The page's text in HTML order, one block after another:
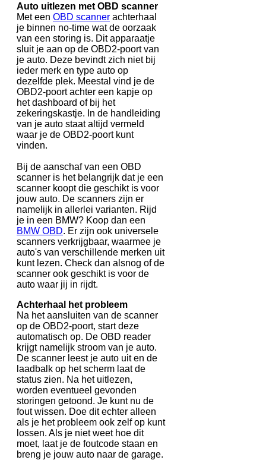
Auto uitlezen met OBD scanner
Met een OBD scanner achterhaal
je binnen no-time wat de oorzaak
van een storing is. Dit apparaatje
sluit je aan op de OBD2-poort van
je auto. Deze bevindt zich niet bij
ieder merk en type auto op
dezelfde plek. Meestal vind je de
OBD2-poort achter een kapje op
het dashboard of bij het
zekeringskastje. In de handleiding
van je auto staat altijd vermeld
waar je de OBD2-poort kunt
vinden.
Bij de aanschaf van een OBD
scanner is het belangrijk dat je een
scanner koopt die geschikt is voor
jouw auto. De scanners zijn er
namelijk in allerlei varianten. Rijd
je in een BMW? Koop dan een
BMW OBD. Er zijn ook universele
scanners verkrijgbaar, waarmee je
auto's van verschillende merken uit
kunt lezen. Check dan alsnog of de
scanner ook geschikt is voor de
auto waar jij in rijdt.
Achterhaal het probleem
Na het aansluiten van de scanner
op de OBD2-poort, start deze
automatisch op. De OBD reader
krijgt namelijk stroom van je auto.
De scanner leest je auto uit en de
laadbalk op het scherm laat de
status zien. Na het uitlezen,
worden eventueel gevonden
storingen getoond. Je kunt nu de
fout wissen. Doe dit echter alleen
als je het probleem ook zelf op kunt
lossen. Als je niet weet hoe dit
moet, laat je de foutcode staan en
breng je jouw auto naar de garage.